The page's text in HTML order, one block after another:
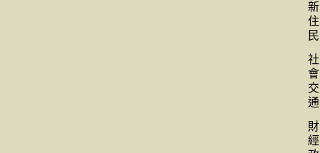
新
住
民
社
會
交
通
財
經